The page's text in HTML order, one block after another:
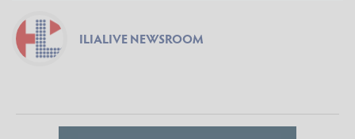
ILIALIVE NEWSROOM